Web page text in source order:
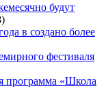
будут
в создано более
фестиваля
программа «Школа